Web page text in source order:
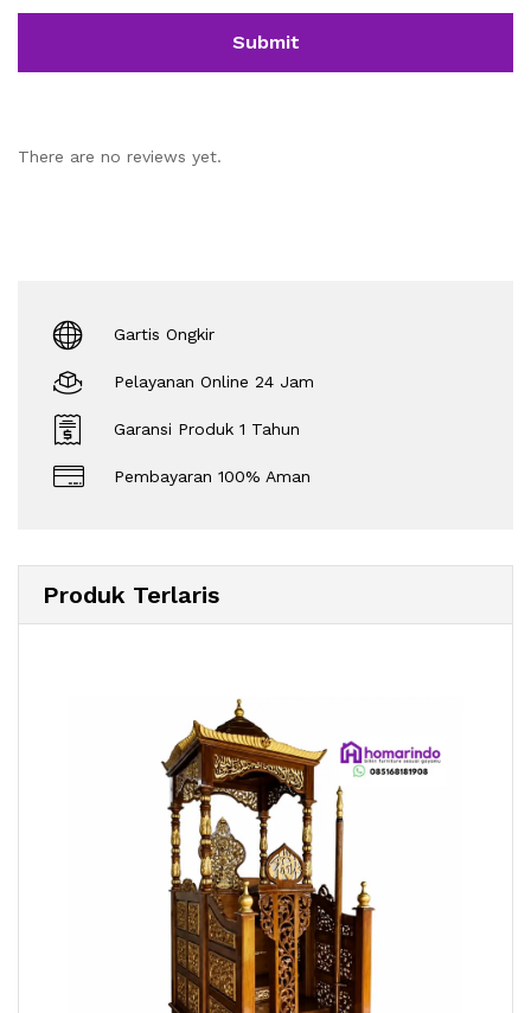
There are no reviews yet.
Gartis Ongkir
Pelayanan Online 24 Jam
Garansi Produk 1 Tahun
Pembayaran 100% Aman
Produk Terlaris